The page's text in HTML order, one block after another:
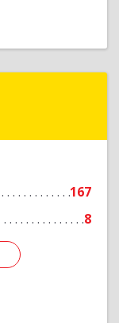
167
8
Подробнее